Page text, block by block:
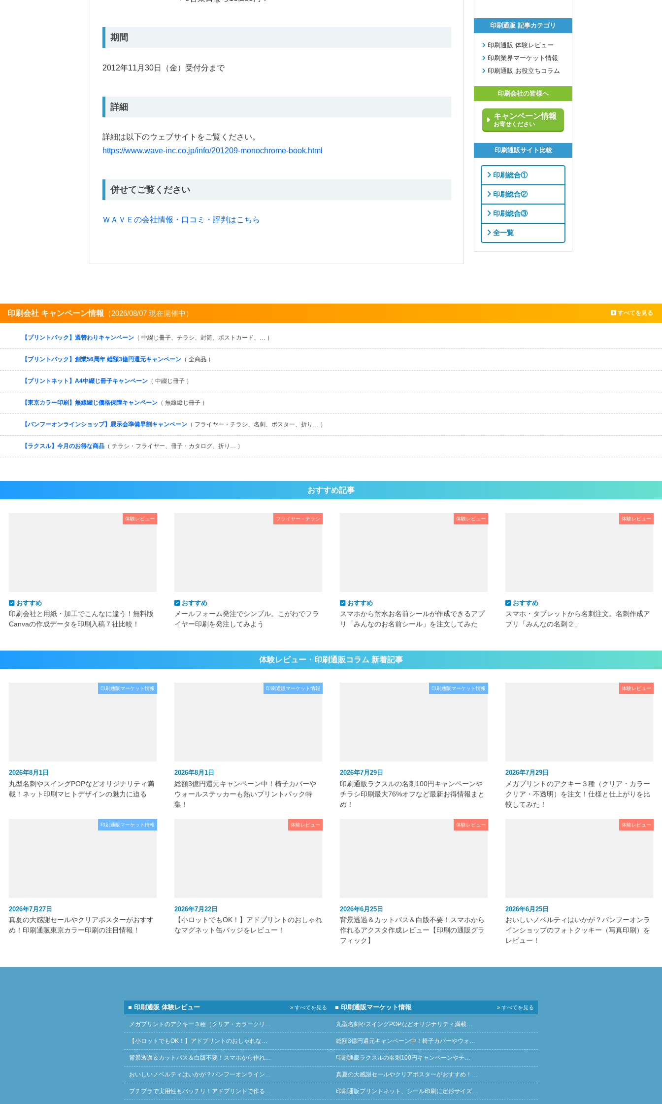
期間
2012年11月30日（金）受付分まで
詳細
詳細は以下のウェブサイトをご覧ください。
https://www.wave-inc.co.jp/info/201209-monochrome-book.html
併せてご覧ください
ＷＡＶＥの会社情報・口コミ・評判はこちら
印刷通販 記事カテゴリ
印刷通販 体験レビュー
印刷業界マーケット情報
印刷通販 お役立ちコラム
印刷会社の皆様へ
キャンペーン情報
お寄せください
印刷通販サイト比較
印刷総合①
印刷総合②
印刷総合③
全一覧
印刷会社 キャンペーン情報 （2026/08/07 現在開催中） すべてを見る
【プリントパック】週替わりキャンペーン （ 中綴じ冊子、チラシ、封筒、ポストカード、… ）
【プリントパック】創業56周年 総額3億円還元キャンペーン （ 全商品 ）
【プリントネット】A4中綴じ冊子キャンペーン （ 中綴じ冊子 ）
【東京カラー印刷】無線綴じ価格保障キャンペーン （ 無線綴じ冊子 ）
【バンフーオンラインショップ】展示会準備早割キャンペーン （ フライヤー・チラシ、名刺、ポスター、折り… ）
【ラクスル】今月のお得な商品 （ チラシ・フライヤー、冊子・カタログ、折り… ）
おすすめ記事
体験レビュー
おすすめ
印刷会社と用紙・加工でこんなに違う！無料版
Canvaの作成データを印刷入稿７社比較！
フライヤー・チラシ
おすすめ
メールフォーム発注でシンプル。こがわでフラ
イヤー印刷を発注してみよう
体験レビュー
おすすめ
スマホから耐水お名前シールが作成できるアプ
リ「みんなのお名前シール」を注文してみた
体験レビュー
おすすめ
スマホ・タブレットから名刺注文。名刺作成ア
プリ「みんなの名刺２」
体験レビュー・印刷通販コラム 新着記事
印刷通販マーケット情報
2026年8月1日
丸型名刺やスイングPOPなどオリジナリティ満
載！ネット印刷マヒトデザインの魅力に迫る
印刷通販マーケット情報
2026年8月1日
総額3億円還元キャンペーン中！椅子カバーや
ウォールステッカーも熱いプリントパック特
集！
印刷通販マーケット情報
2026年7月29日
印刷通販ラクスルの名刺100円キャンペーンや
チラシ印刷最大76%オフなど最新お得情報まと
め！
体験レビュー
2026年7月29日
メガプリントのアクキー３種（クリア・カラー
クリア・不透明）を注文！仕様と仕上がりを比
較してみた！
印刷通販マーケット情報
2026年7月27日
真夏の大感謝セールやクリアポスターがおすす
め！印刷通販東京カラー印刷の注目情報！
体験レビュー
2026年7月22日
【小ロットでもOK！】アドプリントのおしゃれ
なマグネット缶バッジをレビュー！
体験レビュー
2026年6月25日
背景透過＆カットパス＆白版不要！スマホから
作れるアクスタ作成レビュー【印刷の通販グラ
フィック】
体験レビュー
2026年6月25日
おいしいノベルティはいかが？バンフーオンラ
インショップのフォトクッキー（写真印刷）を
レビュー！
■ 印刷通販 体験レビュー » すべてを見る
メガプリントのアクキー３種（クリア・カラークリ…
【小ロットでもOK！】アドプリントのおしゃれな…
背景透過＆カットパス＆白版不要！スマホから作れ…
おいしいノベルティはいかが？バンフーオンライン…
プチプラで実用性もバッチリ！アドプリントで作る…
■ 印刷通販マーケット情報 » すべてを見る
丸型名刺やスイングPOPなどオリジナリティ満載…
総額3億円還元キャンペーン中！椅子カバーやウォ…
印刷通販ラクスルの名刺100円キャンペーンやチ…
真夏の大感謝セールやクリアポスターがおすすめ！…
印刷通販プリントネット、シール印刷に定形サイズ…